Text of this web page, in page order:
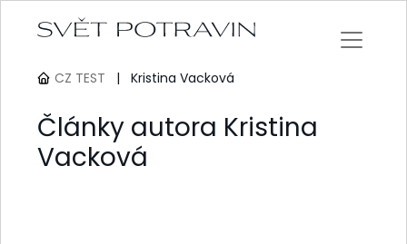
CZ TEST | Kristina Vacková
Články autora Kristina
Vacková